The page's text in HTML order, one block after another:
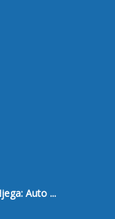
Auto ...